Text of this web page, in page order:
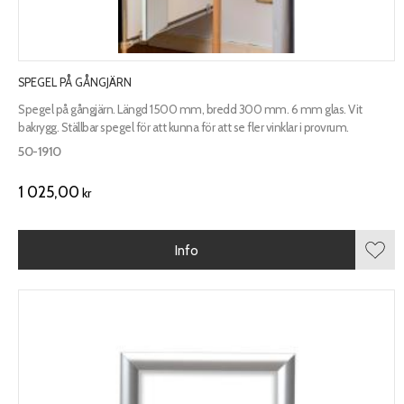
SPEGEL PÅ GÅNGJÄRN
Spegel på gångjärn. Längd 1500 mm, bredd 300 mm. 6 mm glas. Vit
bakrygg. Ställbar spegel för att kunna för att se fler vinklar i provrum.
50-1910
1 025,00 kr
Info